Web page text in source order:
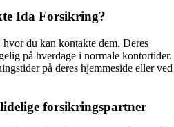
Ida Forsikring?
du kan kontakte dem. Deres
på hverdage i normale kontortider.
på deres hjemmeside eller ved
forsikringspartner